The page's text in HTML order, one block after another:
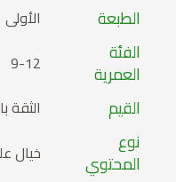
الطبعة الأولى
الفئة
العمرية 9-12
القيم الثقة
نوع
المحتوي خيال